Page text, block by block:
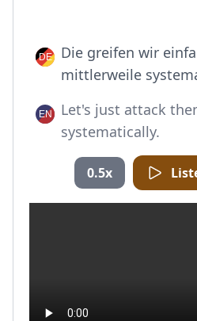
Die greifen wir
mittlerweile
Let's just attack
systematically.
0.5x